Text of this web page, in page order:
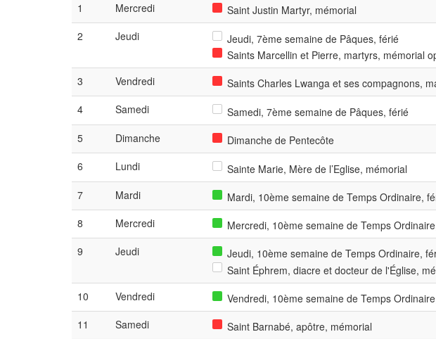
1 Mercredi
Saint Justin Martyr, mémorial
2
Jeudi
Jeudi, 7ème semaine de Pâques, férié
Saints Marcellin et Pierre, martyrs, mémorial
3
Vendredi
Saints Charles Lwanga et ses compagnons,
4
Samedi
Samedi, 7ème semaine de Pâques, férié
5
Dimanche
Dimanche de Pentecôte
6
Lundi
Sainte Marie, Mère de l’Eglise, mémorial
7
Mardi
Mardi, 10ème semaine de Temps Ordinaire,
8
Mercredi
Mercredi, 10ème semaine de Temps
9
Jeudi
Jeudi, 10ème semaine de Temps Ordinaire,
Saint Éphrem, diacre et docteur de l'Église,
10
Vendredi
Vendredi, 10ème semaine de Temps
11
Samedi
Saint Barnabé, apôtre, mémorial